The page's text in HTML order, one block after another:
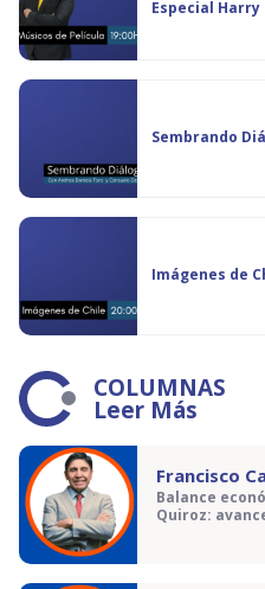
Especial
Sembrando
Imágenes de
COLUMNAS
Leer Más
Francisco
Balance
Quiroz: